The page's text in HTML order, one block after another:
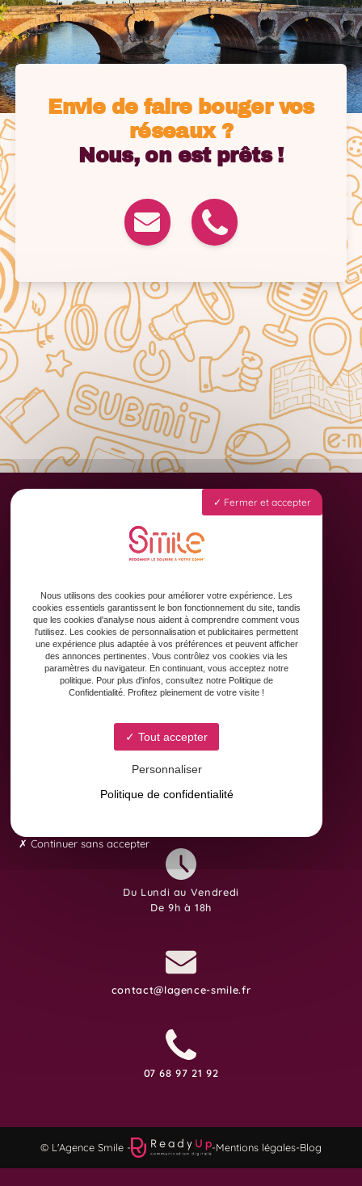
Envie de faire bouger vos
réseaux ?
Nous, on est prêts !
Accueil
Animation des réseaux sociaux
Graphisme & Design
Copywriting
Contact
8 Avenue Yves Brunaud
Du Lundi au Vendredi
De 9h à 18h
contact@lagence-smile.fr
07 68 97 21 92
© L'Agence Smile - -Mentions légales-Blog
Fermer et accepter
Nous utilisons des cookies pour améliorer votre expérience. Les
cookies essentiels garantissent le bon fonctionnement du site, tandis
que les cookies d'analyse nous aident à comprendre comment vous
l'utilisez. Les cookies de personnalisation et publicitaires permettent
une expérience plus adaptée à vos préférences et peuvent afficher
des annonces pertinentes. Vous contrôlez vos cookies via les
paramètres du navigateur. En continuant, vous acceptez notre
politique. Pour plus d'infos, consultez notre Politique de
Confidentialité. Profitez pleinement de votre visite !
Tout accepter
Personnaliser
Politique de confidentialité
Continuer sans accepter